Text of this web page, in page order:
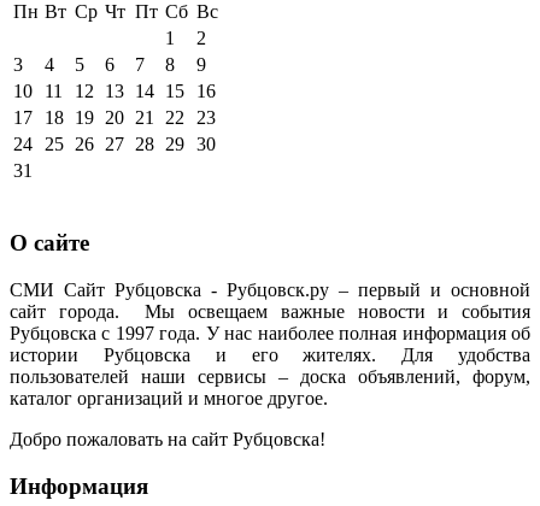
Пн Вт Ср Чт Пт Сб Вс
1
2
3
4 5 6 7 8
9
10
11 12 13 14 15
16
17
18 19 20 21 22
23
24
25 26 27 28 29 30
31
О сайте
СМИ Сайт Рубцовска - Рубцовск.ру – первый и основной
сайт города. Мы освещаем важные новости и события
Рубцовска с 1997 года. У нас наиболее полная информация об
истории Рубцовска и его жителях. Для удобства
пользователей наши сервисы – доска объявлений, форум,
каталог организаций и многое другое.
Добро пожаловать на сайт Рубцовска!
Информация